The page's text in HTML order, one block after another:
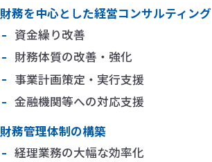
財務を中心とした経営コンサルティング
資金繰り改善
財務体質の改善・強化
事業計画策定・実行支援
金融機関等への対応支援
財務管理体制の構築
経理業務の大幅な効率化